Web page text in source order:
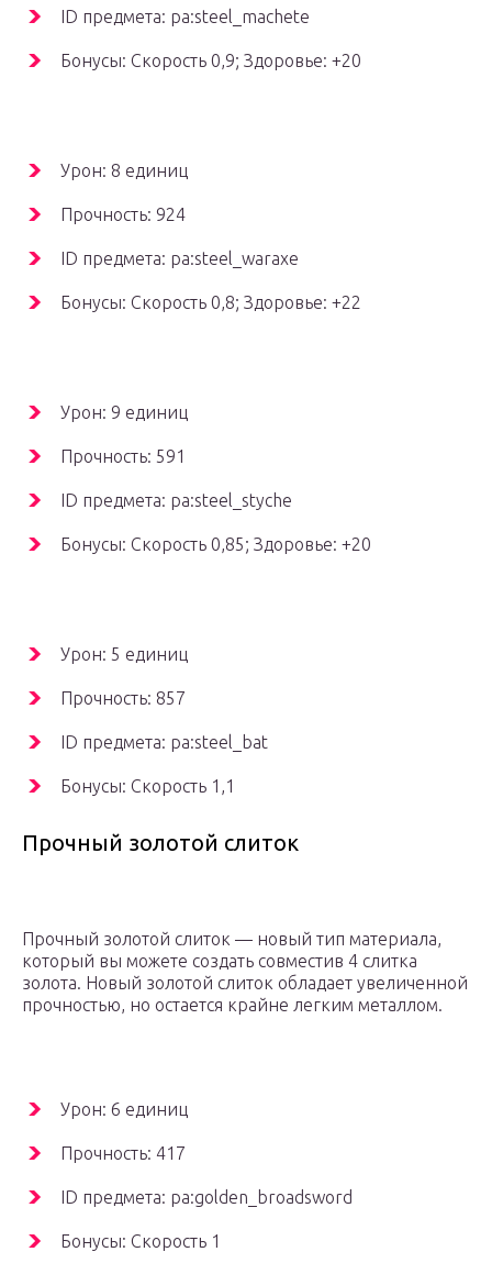
ID предмета: pa:steel_machete
Бонусы: Скорость 0,9; Здоровье: +20
Урон: 8 единиц
Прочность: 924
ID предмета: pa:steel_waraxe
Бонусы: Скорость 0,8; Здоровье: +22
Урон: 9 единиц
Прочность: 591
ID предмета: pa:steel_styche
Бонусы: Скорость 0,85; Здоровье: +20
Урон: 5 единиц
Прочность: 857
ID предмета: pa:steel_bat
Бонусы: Скорость 1,1
Прочный золотой слиток
Прочный золотой слиток — новый тип материала,
который вы можете создать совместив 4 слитка
золота. Новый золотой слиток обладает увеличенной
прочностью, но остается крайне легким металлом.
Урон: 6 единиц
Прочность: 417
ID предмета: pa:golden_broadsword
Бонусы: Скорость 1